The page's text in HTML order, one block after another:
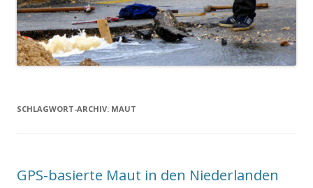
SCHLAGWORT-ARCHIV: MAUT
GPS-basierte Maut in den Niederlanden